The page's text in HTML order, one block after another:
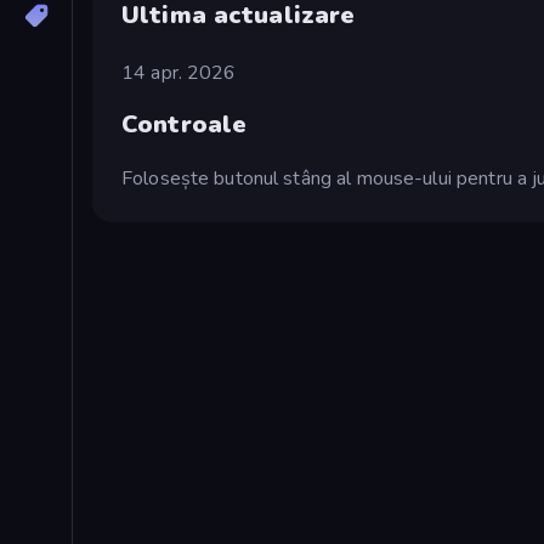
Ultima actualizare
14 apr. 2026
Controale
Folosește butonul stâng al mouse-ului pentru a